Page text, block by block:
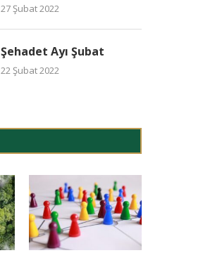
27 Şubat 2022
Şehadet Ayı Şubat
22 Şubat 2022